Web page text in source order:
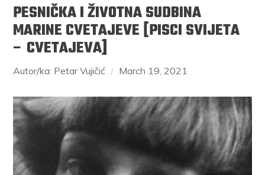
PESNIČKA I ŽIVOTNA SUDBINA
MARINE CVETAJEVE [PISCI SVIJETA
– CVETAJEVA]
Autor/ka: Petar Vujičić March 19, 2021